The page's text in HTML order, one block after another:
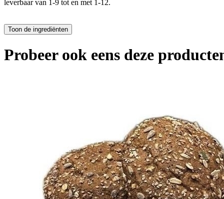
leverbaar van 1-9 tot en met 1-12.
Probeer ook eens deze